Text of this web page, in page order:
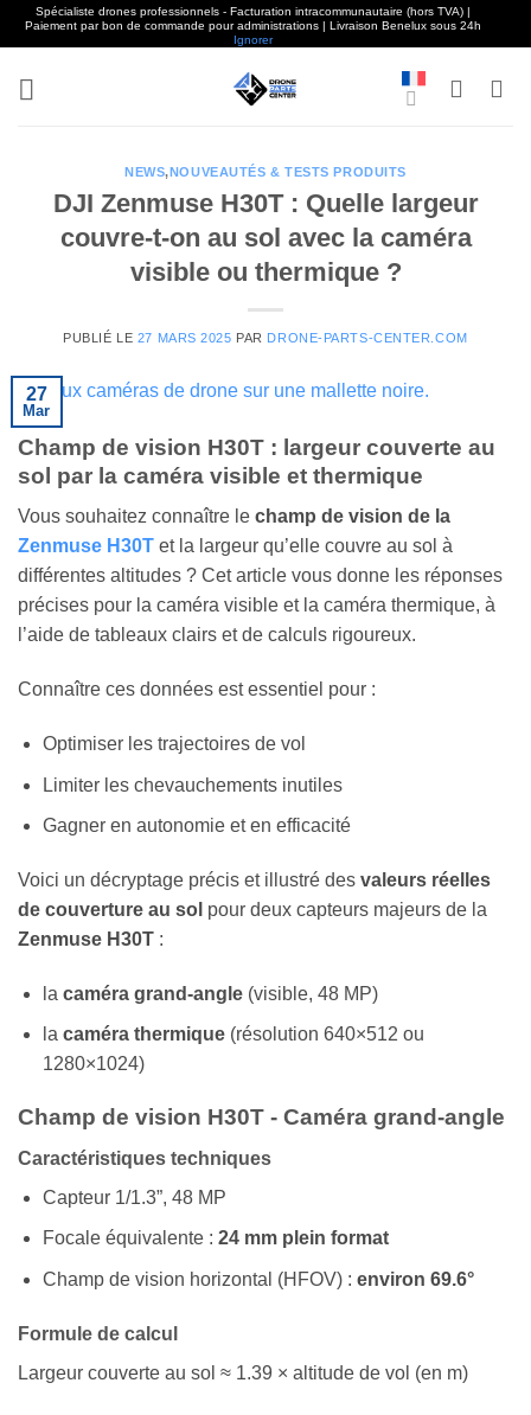
Spécialiste drones professionnels - Facturation intracommunautaire (hors TVA) |
Paiement par bon de commande pour administrations | Livraison Benelux sous 24h
Ignorer
NEWS,NOUVEAUTÉS & TESTS PRODUITS
DJI Zenmuse H30T : Quelle largeur
couvre-t-on au sol avec la caméra
visible ou thermique ?
PUBLIÉ LE 27 MARS 2025 PAR DRONE-PARTS-CENTER.COM
27
Mar
Champ de vision H30T : largeur couverte au
sol par la caméra visible et thermique
Vous souhaitez connaître le champ de vision de la
Zenmuse H30T et la largeur qu’elle couvre au sol à
différentes altitudes ? Cet article vous donne les réponses
précises pour la caméra visible et la caméra thermique, à
l’aide de tableaux clairs et de calculs rigoureux.
Connaître ces données est essentiel pour :
Optimiser les trajectoires de vol
Limiter les chevauchements inutiles
Gagner en autonomie et en efficacité
Voici un décryptage précis et illustré des valeurs réelles
de couverture au sol pour deux capteurs majeurs de la
Zenmuse H30T :
la caméra grand-angle(visible, 48 MP)
la caméra thermique(résolution 640×512 ou
1280×1024)
Champ de vision H30T - Caméra grand-angle
Caractéristiques techniques
Capteur 1/1.3”, 48 MP
Focale équivalente : 24 mm plein format
Champ de vision horizontal (HFOV) : environ 69.6°
Formule de calcul
Largeur couverte au sol ≈ 1.39 × altitude de vol (en m)